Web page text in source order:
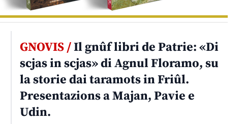
GNOVIS /Il gnûf libri de Patrie: «Di
scjas in scjas» di Agnul Floramo, su
la storie dai taramots in Friûl.
Presentazions a Majan, Pavie e
Udin.